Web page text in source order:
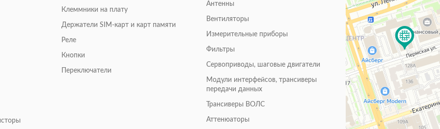
Клеммники на плату
Держатели SIM-карт и карт памяти
Реле
Кнопки
Переключатели
Антенны
Вентиляторы
Измерительные приборы
Фильтры
Сервоприводы, шаговые двигатели
Модули интерфейсов, трансиверы
передачи данных
Трансиверы ВОЛС
Аттенюаторы